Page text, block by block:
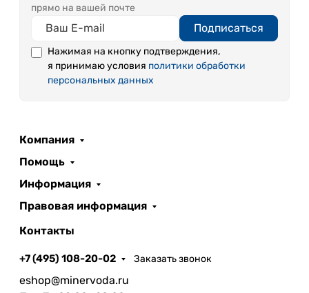
прямо на вашей почте
Подписаться
Нажимая на кнопку подтверждения,
я принимаю условия политики обработки
персональных данных
Компания
Помощь
Информация
Правовая информация
Контакты
+7 (495) 108-20-02 Заказать звонок
eshop@minervoda.ru